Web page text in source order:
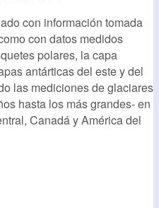
con información tomada
con datos medidos
polares, la capa
antárticas del este y del
las mediciones de glaciares
hasta los más grandes- en
Canadá y América del